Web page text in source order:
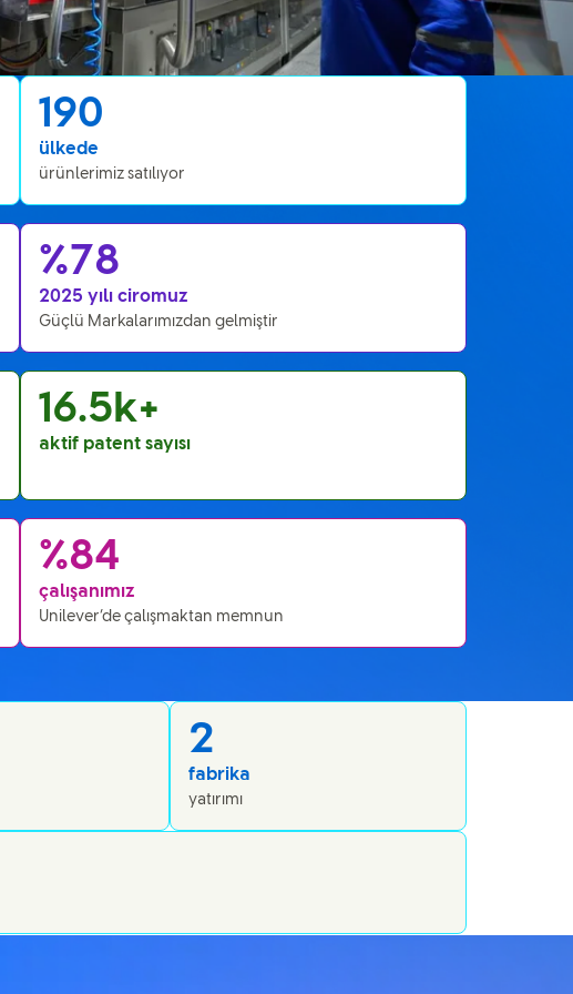
190
ülkede
ürünlerimiz satılıyor
%78
2025 yılı ciromuz
Güçlü Markalarımızdan gelmiştir
16.5k+
aktif patent sayısı
%84
çalışanımız
Unilever’de çalışmaktan memnun
2
fabrika
yatırımı